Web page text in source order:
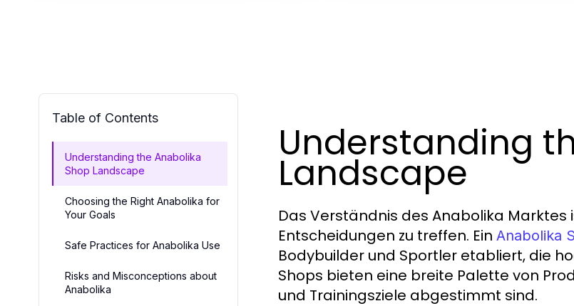
Table of Contents
Understanding the Anabolika
Shop Landscape
Choosing the Right Anabolika for
Your Goals
Safe Practices for Anabolika Use
Risks and Misconceptions about
Anabolika
Understanding
Landscape
Das Verständnis des Anabolika
Entscheidungen zu treffen. Ein Anabolika
Bodybuilder und Sportler etabliert, die
Shops bieten eine breite Palette von
und Trainingsziele abgestimmt sind.